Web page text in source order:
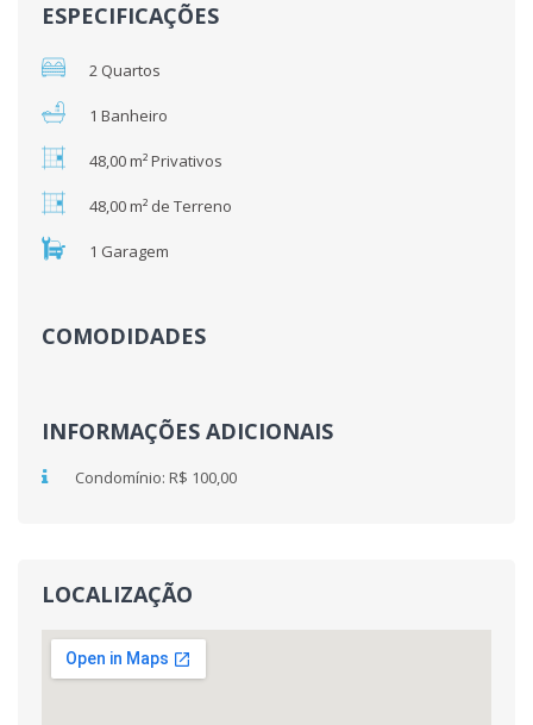
ESPECIFICAÇÕES
2 Quartos
1 Banheiro
48,00 m² Privativos
48,00 m² de Terreno
1 Garagem
COMODIDADES
INFORMAÇÕES ADICIONAIS
Condomínio: R$ 100,00
LOCALIZAÇÃO